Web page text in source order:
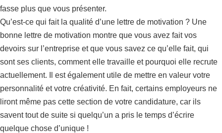
fasse plus que vous présenter.
Qu’est-ce qui fait la qualité d’une lettre de motivation ? Une
bonne lettre de motivation montre que vous avez fait vos
devoirs sur l’entreprise et que vous savez ce qu’elle fait, qui
sont ses clients, comment elle travaille et pourquoi elle recrute
actuellement. Il est également utile de mettre en valeur votre
personnalité et votre créativité. En fait, certains employeurs ne
liront même pas cette section de votre candidature, car ils
savent tout de suite si quelqu’un a pris le temps d’écrire
quelque chose d’unique !